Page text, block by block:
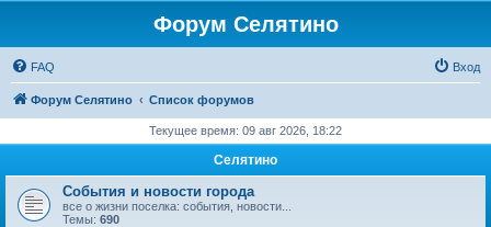
Форум Селятино
FAQ Вход
Форум Селятино Список форумов
Текущее время: 09 авг 2026, 18:22
Селятино
События и новости города
все о жизни поселка: события, новости...
Темы: 690